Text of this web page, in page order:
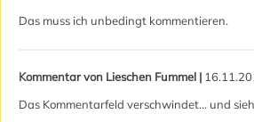
Das muss ich unbedingt kommentieren.
Kommentar von Lieschen Fummel |
Das Kommentarfeld verschwindet... und